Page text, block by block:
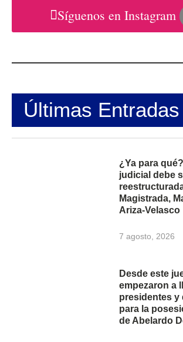
Síguenos en Instagram
Últimas Entradas
¿Ya para
judicial debe
Magistrada,
Ariza-Velasco
7 agosto, 2026
Desde este
empezaron a
presidentes y
para la
de Abelardo